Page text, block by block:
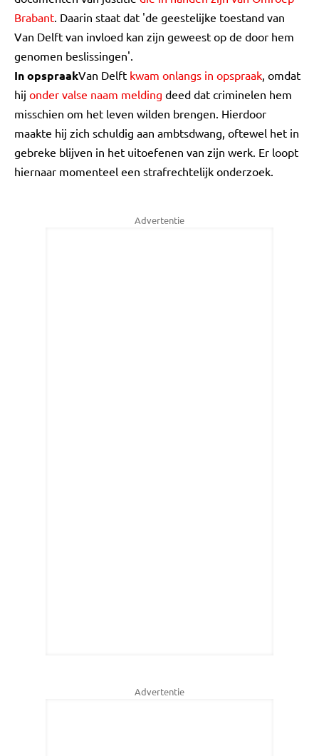
Brabant. Daarin staat dat 'de geestelijke toestand van
Van Delft van invloed kan zijn geweest op de door hem
genomen beslissingen'.
In opspraakVan Delft kwam onlangs in opspraak, omdat
hij onder valse naam melding deed dat criminelen hem
misschien om het leven wilden brengen. Hierdoor
maakte hij zich schuldig aan ambtsdwang, oftewel het in
gebreke blijven in het uitoefenen van zijn werk. Er loopt
hiernaar momenteel een strafrechtelijk onderzoek.
Advertentie
Advertentie